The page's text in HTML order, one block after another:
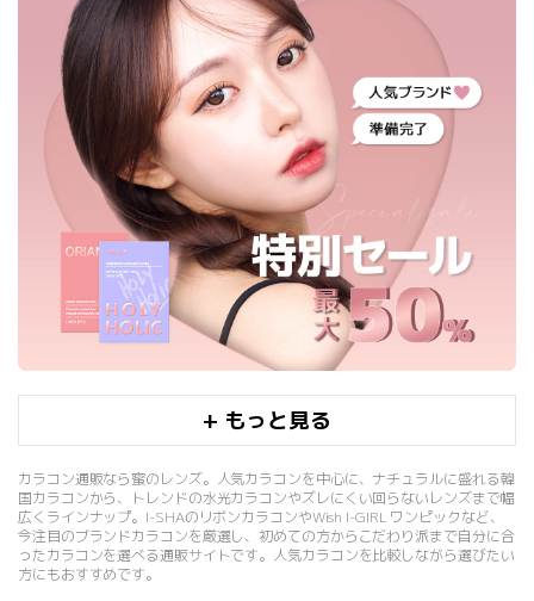
+ もっと見る
カラコン通販なら蜜のレンズ。人気カラコンを中心に、ナチュラルに盛れる韓
国カラコンから、トレンドの水光カラコンやズレにくい回らないレンズまで幅
広くラインナップ。I-SHAのリボンカラコンやWish I-GIRL ワンピックなど、
今注目のブランドカラコンを厳選し、初めての方からこだわり派まで自分に合
ったカラコンを選べる通販サイトです。人気カラコンを比較しながら選びたい
方にもおすすめです。
2024/08/01
※重要※返送になった場合の手数料について(24.8～)
2026/08/04
【 8月 】韓国休日による休業日のご案内